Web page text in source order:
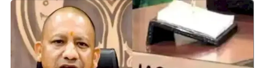
About US
Privacy Policy
App verify